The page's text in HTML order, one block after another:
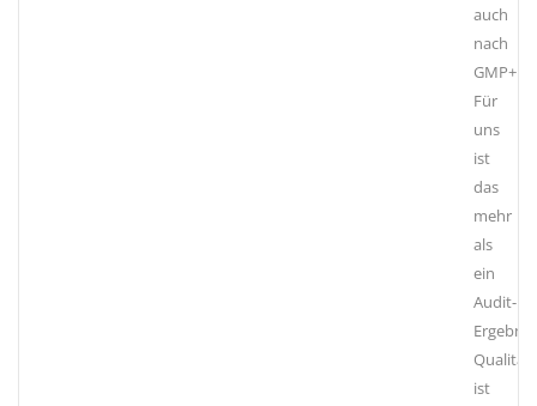
auch
nach
GMP+.
Für
uns
ist
das
mehr
als
ein
Audit-
Ergebnis:
Qualität
ist